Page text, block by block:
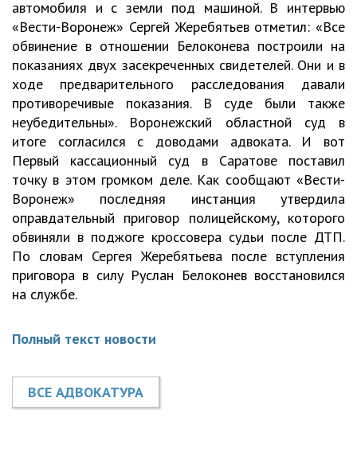
автомобиля и с земли под машиной. В интервью
«Вести-Воронеж» Сергей Жеребятьев отметил: «Все
обвинение в отношении Белоконева построили на
показаниях двух засекреченных свидетелей. Они и в
ходе предварительного расследования давали
противоречивые показания. В суде были также
неубедительны». Воронежский областной суд в
итоге согласился с доводами адвоката. И вот
Первый кассационный суд в Саратове поставил
точку в этом громком деле. Как сообщают «Вести-
Воронеж» последняя инстанция утвердила
оправдательный приговор полицейскому, которого
обвиняли в поджоге кроссовера судьи после ДТП.
По словам Сергея Жеребятьева после вступления
приговора в силу Руслан Белоконев восстановился
на службе.
Полный текст новости
ВСЕ АДВОКАТУРА